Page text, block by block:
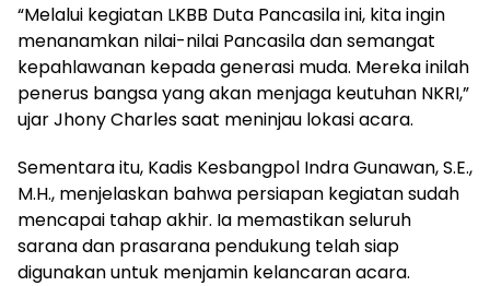
“Melalui kegiatan LKBB Duta Pancasila ini, kita ingin
menanamkan nilai-nilai Pancasila dan semangat
kepahlawanan kepada generasi muda. Mereka inilah
penerus bangsa yang akan menjaga keutuhan NKRI,”
ujar Jhony Charles saat meninjau lokasi acara.
Sementara itu, Kadis Kesbangpol Indra Gunawan, S.E.,
M.H., menjelaskan bahwa persiapan kegiatan sudah
mencapai tahap akhir. Ia memastikan seluruh
sarana dan prasarana pendukung telah siap
digunakan untuk menjamin kelancaran acara.